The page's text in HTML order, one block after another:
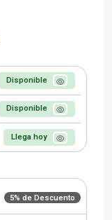
Disponible
Disponible
Llega hoy
5% de Descuento